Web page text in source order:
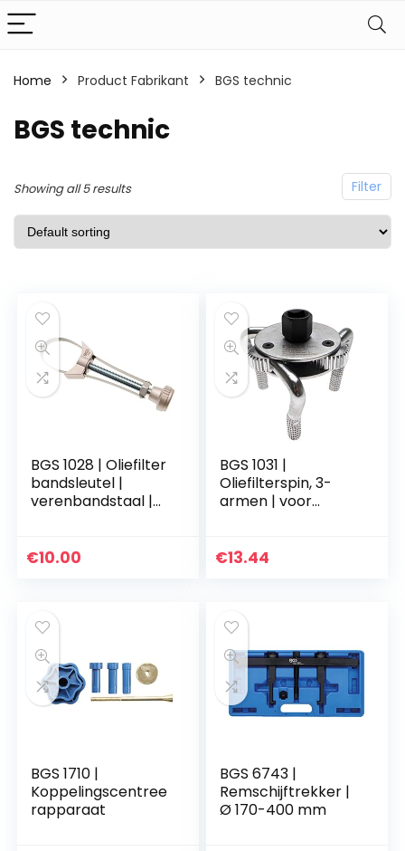
Home Product Fabrikant BGS technic
BGS technic
Filter
Showing all 5 results
BGS 1028 | Oliefilter
bandsleutel |
verenbandstaal |
€10.00
BGS 1031 |
Oliefilterspin, 3-
armen | voor
€13.44
BGS 1710 |
Koppelingscentree
rapparaat
BGS 6743 |
Remschijftrekker |
Ø 170-400 mm